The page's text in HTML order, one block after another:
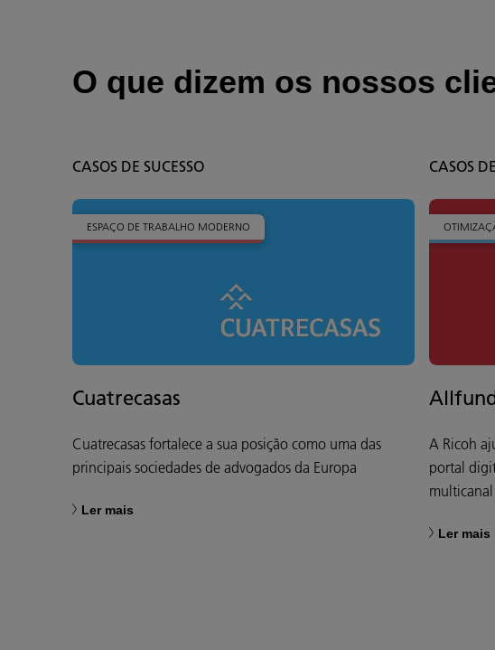
O que dizem os nossos
CASOS DE SUCESSO
ESPAÇO DE TRABALHO MODERNO
Cuatrecasas
Cuatrecasas fortalece a sua posição como uma das
principais sociedades de advogados da Europa
Ler mais
CASOS
A Ricoh
portal
multicanal
Ler mais